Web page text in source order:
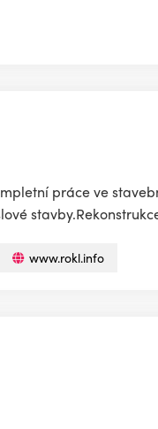
práce ve
www.rokl.info